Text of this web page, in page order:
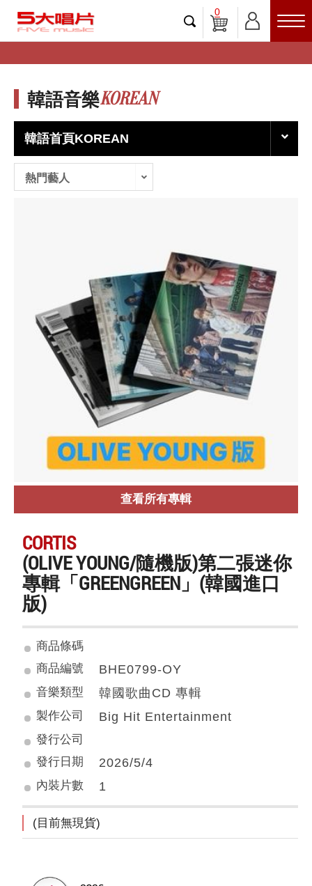
0
韓語音樂KOREAN
韓語首頁KOREAN
熱門藝人
查看所有專輯
CORTIS
(OLIVE YOUNG/隨機版)第二張迷你
專輯「GREENGREEN」(韓國進口
版)
商品條碼
商品編號
BHE0799-OY
音樂類型 韓國歌曲CD 專輯
製作公司 Big Hit Entertainment
發行公司
發行日期
2026/5/4
內裝片數 1
(目前無現貨)